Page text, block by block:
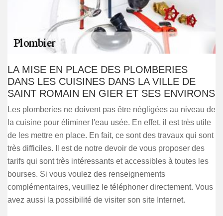
LA MISE EN PLACE DES PLOMBERIES
DANS LES CUISINES DANS LA VILLE DE
SAINT ROMAIN EN GIER ET SES ENVIRONS
Les plomberies ne doivent pas être négligées au niveau de
la cuisine pour éliminer l'eau usée. En effet, il est très utile
de les mettre en place. En fait, ce sont des travaux qui sont
très difficiles. Il est de notre devoir de vous proposer des
tarifs qui sont très intéressants et accessibles à toutes les
bourses. Si vous voulez des renseignements
complémentaires, veuillez le téléphoner directement. Vous
avez aussi la possibilité de visiter son site Internet.